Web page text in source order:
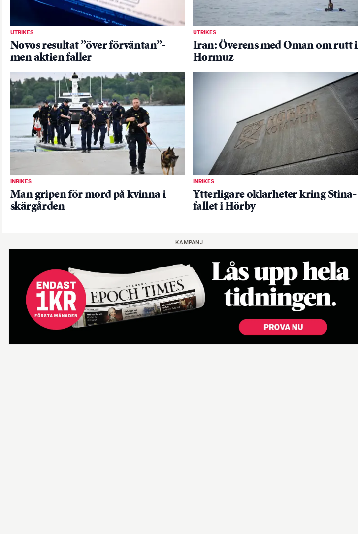
UTRIKES
Novos resultat ”över förväntan”-
men aktien faller
UTRIKES
Iran: Överens med Oman om rutt i
Hormuz
INRIKES
Man gripen för mord på kvinna i
skärgården
INRIKES
Ytterligare oklarheter kring Stina-
fallet i Hörby
KAMPANJ